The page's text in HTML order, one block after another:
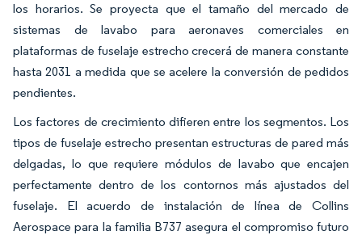
los horarios. Se proyecta que el tamaño del mercado de
sistemas de lavabo para aeronaves comerciales en
plataformas de fuselaje estrecho crecerá de manera constante
hasta 2031 a medida que se acelere la conversión de pedidos
pendientes.
Los factores de crecimiento difieren entre los segmentos. Los
tipos de fuselaje estrecho presentan estructuras de pared más
delgadas, lo que requiere módulos de lavabo que encajen
perfectamente dentro de los contornos más ajustados del
fuselaje. El acuerdo de instalación de línea de Collins
Aerospace para la familia B737 asegura el compromiso futuro